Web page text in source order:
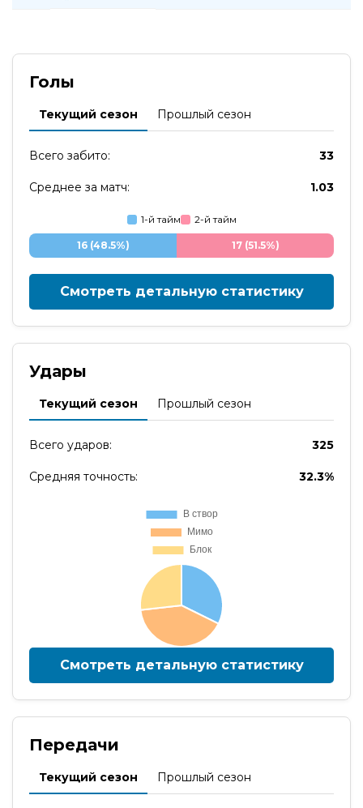
Голы
Текущий сезон Прошлый сезон
Всего забито: 33
Среднее за матч: 1.03
1-й тайм 2-й тайм
16 (48.5%) 17 (51.5%)
Смотреть детальную статистику
Удары
Текущий сезон Прошлый сезон
Всего ударов: 325
Средняя точность: 32.3%
Смотреть детальную статистику
Передачи
Текущий сезон Прошлый сезон